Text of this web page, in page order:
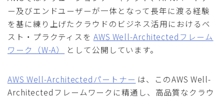
ー及びエンドユーザーが一体となって長年に渡る経験
を基に練り上げたクラウドのビジネス活用におけるベ
スト・プラクティスを AWS Well-Architectedフレーム
ワーク（W-A）
として公開しています。
AWS Well-Architectedパートナー は、このAWS Well-
Architectedフレームワークに精通し、高品質なクラウ